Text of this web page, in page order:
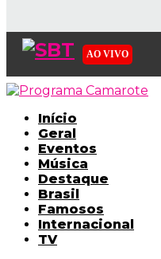
AO VIVO
EMISSORAS
NOSSAS REDES
Início
Geral
Eventos
Música
Destaque
Brasil
Famosos
Internacional
TV